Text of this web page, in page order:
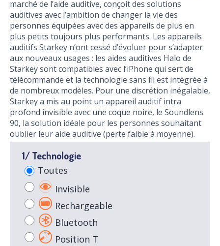
marché de l’aide auditive, conçoit des solutions
auditives avec l’ambition de changer la vie des
personnes équipées avec des appareils de plus en
plus petits toujours plus performants. Les appareils
auditifs Starkey n’ont cessé d’évoluer pour s’adapter
aux nouveaux usages : les aides auditives Halo de
Starkey sont compatibles avec l’iPhone qui sert de
télécommande et la technologie sans fil est intégrée à
de nombreux modèles. Pour une discrétion inégalable,
Starkey a mis au point un appareil auditif intra
profond invisible avec une coque noire, le Soundlens
90, la solution idéale pour les personnes souhaitant
oublier leur aide auditive (perte faible à moyenne).
1/ Technologie
Toutes
Invisible
Rechargeable
Bluetooth
Position T